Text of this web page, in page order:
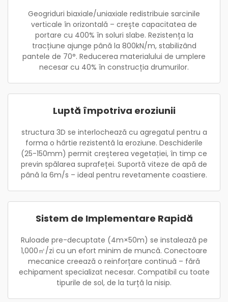
Geogriduri biaxiale/uniaxiale redistribuie sarcinile
verticale în orizontală – crește capacitatea de
portare cu 400% în soluri slabe. Rezistența la
tracțiune ajunge până la 800kN/m, stabilizând
pantele de 70°. Reducerea materialului de umplere
necesar cu 40% în construcția drumurilor.
Luptă împotriva eroziunii
structura 3D se interlochează cu agregatul pentru a
forma o hârtie rezistentă la eroziune. Deschiderile
(25-150mm) permit creșterea vegetației, în timp ce
previn spălarea suprafeței. Suportă viteze de apă de
până la 6m/s – ideal pentru revetamente coastiere.
Sistem de Implementare Rapidă
Ruloade pre-decuptate (4m×50m) se instalează pe
1,000㎡/zi cu un efort minim de muncă. Conectoare
mecanice creează o reinforțare continuă – fără
echipament specializat necesar. Compatibil cu toate
tipurile de sol, de la turță la nisip.